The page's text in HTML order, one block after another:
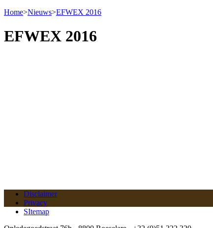
Home>Nieuws>EFWEX 2016
EFWEX 2016
Disclaimer
Privacy
SItemap